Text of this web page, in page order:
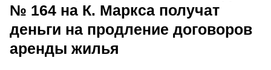
№ 164 на К. Маркса получат
деньги на продление договоров
аренды жилья